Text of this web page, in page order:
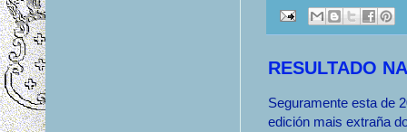
RESULTADO
Seguramente esta de
edición mais extraña